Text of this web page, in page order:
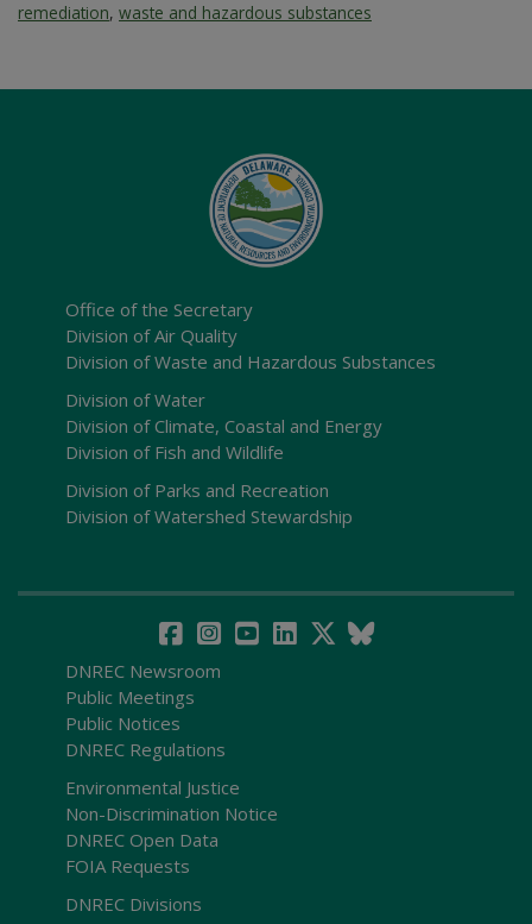
remediation, waste and hazardous substances
Office of the Secretary
Division of Air Quality
Division of Waste and Hazardous Substances
Division of Water
Division of Climate, Coastal and Energy
Division of Fish and Wildlife
Division of Parks and Recreation
Division of Watershed Stewardship
DNREC Newsroom
Public Meetings
Public Notices
DNREC Regulations
Environmental Justice
Non-Discrimination Notice
DNREC Open Data
FOIA Requests
DNREC Divisions